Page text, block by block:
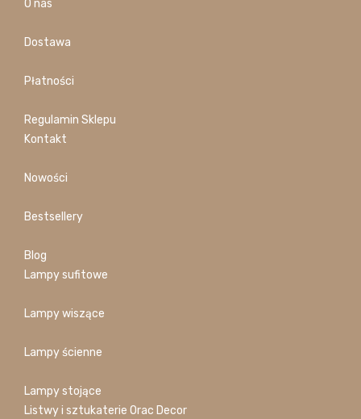
O nas
Dostawa
Płatności
Regulamin Sklepu
Kontakt
Nowości
Bestsellery
Blog
Lampy sufitowe
Lampy wiszące
Lampy ścienne
Lampy stojące
Listwy i sztukaterie Orac Decor